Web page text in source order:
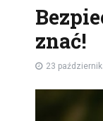
znać!
23